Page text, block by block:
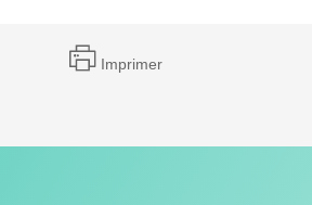
Imprimer